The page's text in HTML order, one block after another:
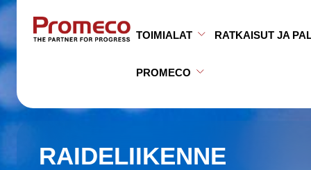
Siirry sisältöön
TOIMIALAT
Avaa alavalikko
Sulje alavalikko
RATKAISUT JA
PROMECO
RAIDELIIKENNE